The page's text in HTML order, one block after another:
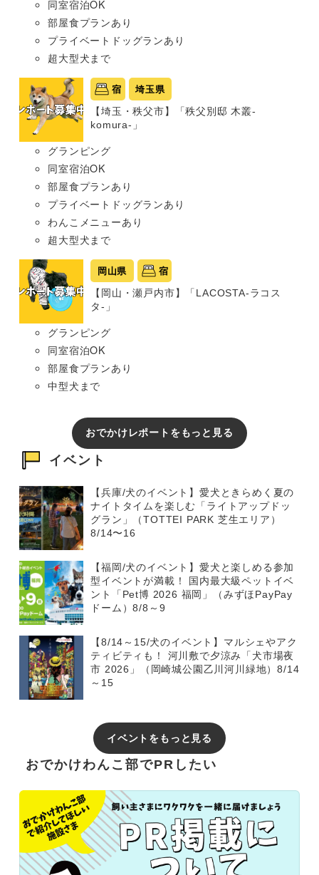
同室宿泊OK
部屋食プランあり
プライベートドッグランあり
超大型犬まで
宿 埼玉県
【埼玉・秩父市】「秩父別邸 木叢-
komura-」
グランピング
同室宿泊OK
部屋食プランあり
プライベートドッグランあり
わんこメニューあり
超大型犬まで
岡山県 宿
【岡山・瀬戸内市】「LACOSTA-ラコス
タ-」
グランピング
同室宿泊OK
部屋食プランあり
中型犬まで
おでかけレポートをもっと見る
イベント
【兵庫/犬のイベント】愛犬ときらめく夏の
ナイトタイムを楽しむ「ライトアップドッ
グラン」（TOTTEI PARK 芝生エリア）
8/14〜16
【福岡/犬のイベント】愛犬と楽しめる参加
型イベントが満載！ 国内最大級ペットイベ
ント「Pet博 2026 福岡」（みずほPayPay
ドーム）8/8～9
【8/14～15/犬のイベント】マルシェやアク
ティビティも！ 河川敷で夕涼み「犬市場夜
市 2026」（岡崎城公園乙川河川緑地）8/14
～15
イベントをもっと見る
おでかけわんこ部でPRしたい